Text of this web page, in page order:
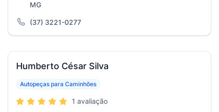
MG
(37) 3221-0277
Humberto César Silva
Autopeças para Caminhões
1 avaliação